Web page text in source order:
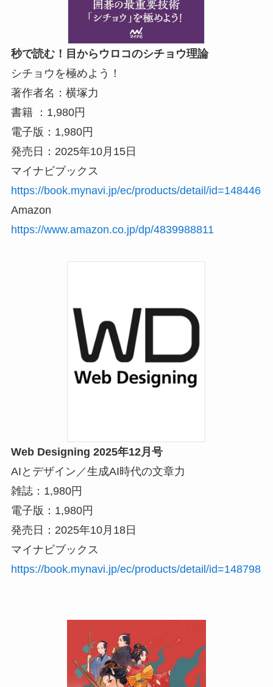
秒で読む！目からウロコのシチョウ理論
シチョウを極めよう！
著作者名：横塚力
書籍 ：1,980円
電子版：1,980円
発売日：2025年10月15日
マイナビブックス
https://book.mynavi.jp/ec/products/detail/id=148446
Amazon
https://www.amazon.co.jp/dp/4839988811
Web Designing 2025年12月号
AIとデザイン／生成AI時代の文章力
雑誌：1,980円
電子版：1,980円
発売日：2025年10月18日
マイナビブックス
https://book.mynavi.jp/ec/products/detail/id=148798